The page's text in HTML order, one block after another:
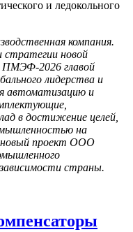
и ледокольного
компания.
стратегии новой
ПМЭФ-2026 главой
лидерства и
автоматизацию и
в достижение целей,
на
новый проект ООО
страны.